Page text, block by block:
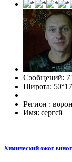
Сообщений:
Широта:
Регион :
Имя: сергей
Химический ожог